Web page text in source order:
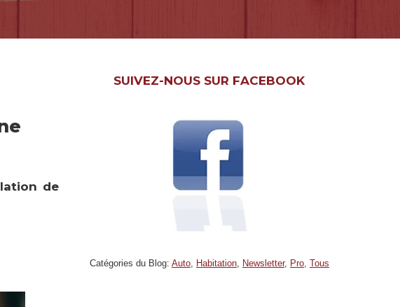
de
SUIVEZ-NOUS SUR FACEBOOK
Catégories du Blog: Auto, Habitation, Newsletter, Pro, Tous